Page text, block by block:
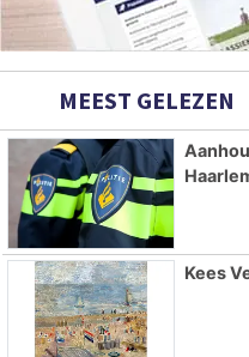
MEEST GELEZEN
Kees